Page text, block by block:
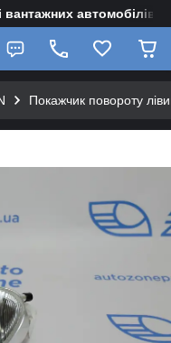
автомобілів
Покажчик повороту